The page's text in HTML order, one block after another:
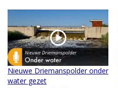
Nieuwe Driemanspolder onder
water gezet